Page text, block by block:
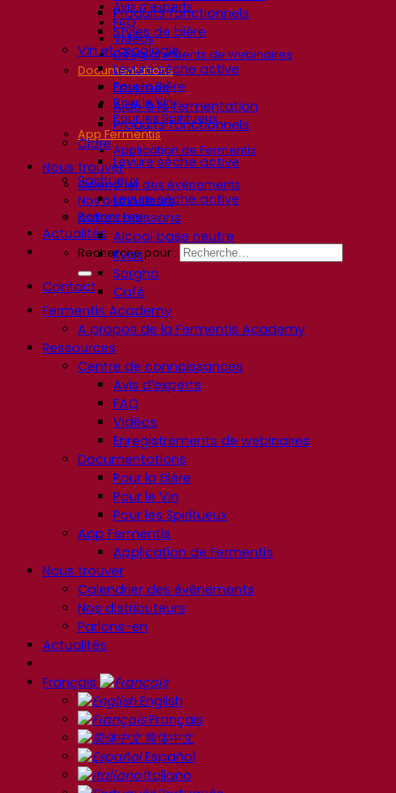
Avis d’experts
FAQ
Vidéos
Enregistrements de webinaires
Documentations
Pour la Bière
Pour le Vin
Pour les Spiritueux
App Fermentis
Application de Fermentis
Nous trouver
Calendrier des événements
Nos distributeurs
Parlons-en
Actualités
Recherche pour :
Contact
Produits fonctionnels
Styles de bière
Vin et œnologie
Levure sèche active
Enzymes
Aide à la fermentation
Produits fonctionnels
Cidre
Levure sèche active
Spiritueux
Levure sèche active
Autres boissons
Alcool base neutre
Kvas
Sorgho
Café
Fermentis Academy
A propos de la Fermentis Academy
Ressources
Centre de connaissances
Avis d’experts
FAQ
Vidéos
Enregistrements de webinaires
Documentations
Pour la Bière
Pour le Vin
Pour les Spiritueux
App Fermentis
Application de Fermentis
Nous trouver
Calendrier des événements
Nos distributeurs
Parlons-en
Actualités
Français
English
Français
简体中文
Español
Italiano